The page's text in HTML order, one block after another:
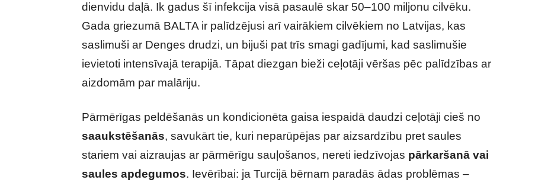
dienvidu daļā. Ik gadus šī infekcija visā pasaulē skar 50–100 miljonu cilvēku.
Gada griezumā BALTA ir palīdzējusi arī vairākiem cilvēkiem no Latvijas, kas
saslimuši ar Denges drudzi, un bijuši pat trīs smagi gadījumi, kad saslimušie
ievietoti intensīvajā terapijā. Tāpat diezgan bieži ceļotāji vēršas pēc palīdzības ar
aizdomām par malāriju.
Pārmērīgas peldēšanās un kondicionēta gaisa iespaidā daudzi ceļotāji cieš no
saaukstēšanās, savukārt tie, kuri neparūpējas par aizsardzību pret saules
stariem vai aizraujas ar pārmērīgu sauļošanos, nereti iedzīvojas pārkaršanā vai
saules apdegumos. Ievērībai: ja Turcijā bērnam paradās ādas problēmas –